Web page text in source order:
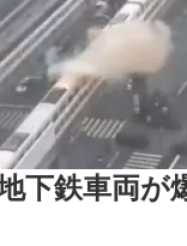
下鉄車両が